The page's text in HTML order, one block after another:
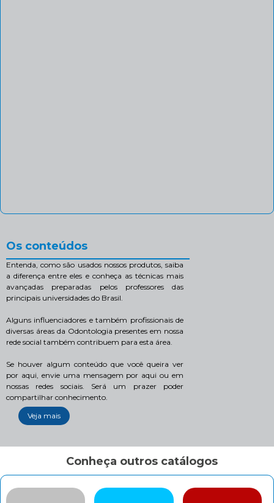
Os conteúdos
Entenda, como são usados nossos produtos, saiba
a diferença entre eles e conheça as técnicas mais
avançadas preparadas pelos professores das
principais universidades do Brasil.
Alguns influenciadores e também profissionais de
diversas áreas da Odontologia presentes em nossa
rede social também contribuem para esta área.
Se houver algum conteúdo que você queira ver
por aqui, envie uma mensagem por aqui ou em
nossas redes sociais. Será um prazer poder
compartilhar conhecimento.
Veja mais
Conheça outros catálogos